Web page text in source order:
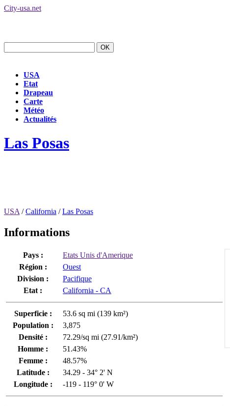
City-usa.net
USA
Etat
Drapeau
Carte
Météo
Actualités
Las Posas
USA /California /Las Posas
Informations
Pays :
Etats Unis d'Amerique
Région :
Ouest
Division :
Pacifique
Etat :
California - CA
Superficie :
53.6 sq mi (139 km²)
Population :
3,875
Densité :
72.29/sq mi (27.91/km²)
Homme :
51.43%
Femme :
48.57%
Latitude :
34.29 - 34° 2' N
Longitude :
-119 - 119° 0' W